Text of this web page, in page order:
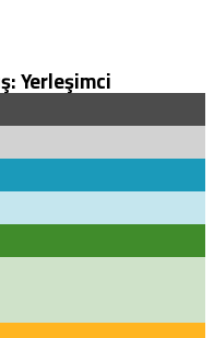
Yerleşimci